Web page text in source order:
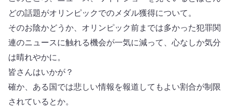
どの話題がオリンピックでのメダル獲得について。
そのお陰かどうか、オリンピック前までは多かった犯罪関
連のニュースに触れる機会が一気に減って、心なしか気分
は晴れやかに。
皆さんはいかが？
確か、ある国では悲しい情報を報道してもよい割合が制限
されているとか。